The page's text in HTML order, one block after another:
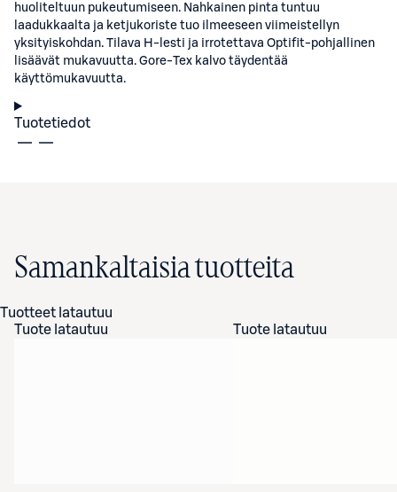
huoliteltuun pukeutumiseen. Nahkainen pinta tuntuu
laadukkaalta ja ketjukoriste tuo ilmeeseen viimeistellyn
yksityiskohdan. Tilava H-lesti ja irrotettava Optifit-pohjallinen
lisäävät mukavuutta. Gore-Tex kalvo täydentää
käyttömukavuutta.
Tuotetiedot
Samankaltaisia tuotteita
Tuotteet latautuu
Tuote latautuu
Tuote latautuu